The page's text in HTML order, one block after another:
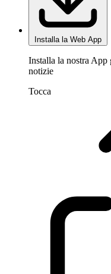
Installa la Web App
Installa la nostra App
notizie
Tocca